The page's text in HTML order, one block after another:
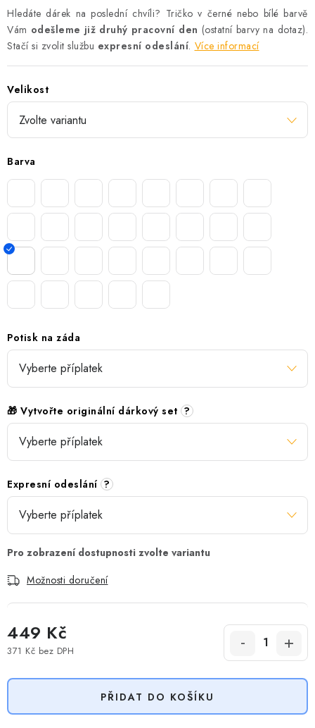
Hledáte dárek na poslední chvíli? Tričko v černé nebo bílé barvě
Vám odešleme již druhý pracovní den (ostatní barvy na dotaz).
Stačí si zvolit službu expresní odeslání. Více informací
Velikost
Barva
Potisk na záda
🎁 Vytvořte originální dárkový set ?
Expresní odeslání ?
Možnosti doručení
449 Kč
371 Kč bez DPH
PŘIDAT DO KOŠÍKU